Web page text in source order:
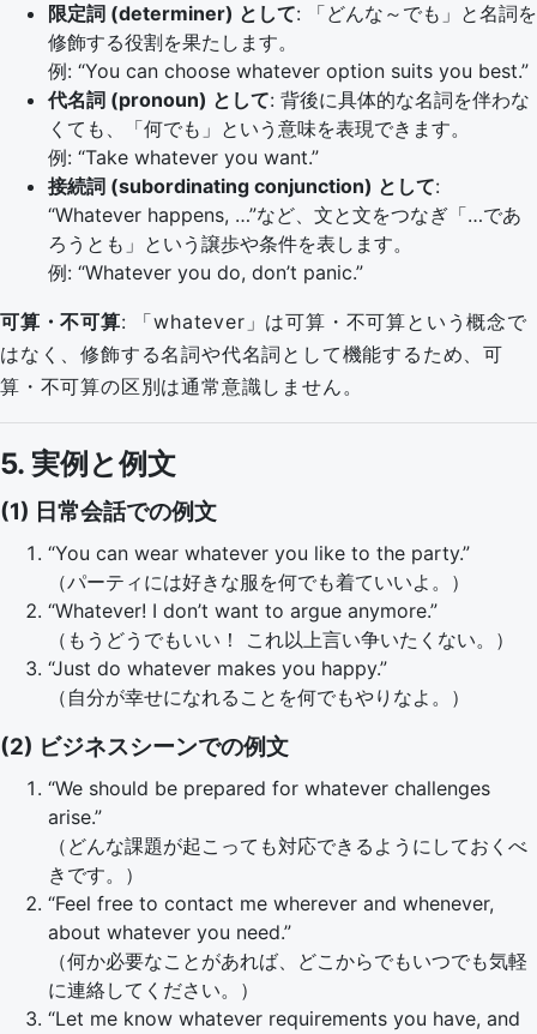
限定詞 (determiner) として: 「どんな～でも」と名詞を
修飾する役割を果たします。
例: “You can choose whatever option suits you best.”
代名詞 (pronoun) として: 背後に具体的な名詞を伴わな
くても、「何でも」という意味を表現できます。
例: “Take whatever you want.”
接続詞 (subordinating conjunction) として:
“Whatever happens, …”など、文と文をつなぎ「…であ
ろうとも」という譲歩や条件を表します。
例: “Whatever you do, don’t panic.”
可算・不可算: 「whatever」は可算・不可算という概念で
はなく、修飾する名詞や代名詞として機能するため、可
算・不可算の区別は通常意識しません。
5. 実例と例文
(1) 日常会話での例文
“You can wear whatever you like to the party.”
（パーティには好きな服を何でも着ていいよ。）
“Whatever! I don’t want to argue anymore.”
（もうどうでもいい！ これ以上言い争いたくない。）
“Just do whatever makes you happy.”
（自分が幸せになれることを何でもやりなよ。）
(2) ビジネスシーンでの例文
“We should be prepared for whatever challenges
arise.”
（どんな課題が起こっても対応できるようにしておくべ
きです。）
“Feel free to contact me wherever and whenever,
about whatever you need.”
（何か必要なことがあれば、どこからでもいつでも気軽
に連絡してください。）
“Let me know whatever requirements you have, and